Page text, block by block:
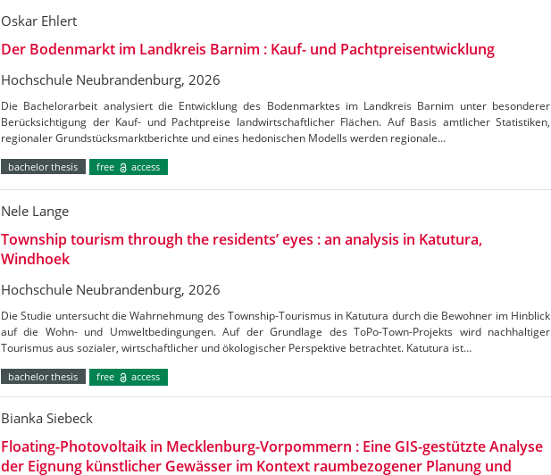
Oskar Ehlert
Der Bodenmarkt im Landkreis Barnim : Kauf- und Pachtpreisentwicklung
Hochschule Neubrandenburg, 2026
Die Bachelorarbeit analysiert die Entwicklung des Bodenmarktes im Landkreis Barnim unter besonderer
Berücksichtigung der Kauf- und Pachtpreise landwirtschaftlicher Flächen. Auf Basis amtlicher Statistiken,
regionaler Grundstücksmarktberichte und eines hedonischen Modells werden regionale…
bachelor thesis free access
Nele Lange
Township tourism through the residents’ eyes : an analysis in Katutura,
Windhoek
Hochschule Neubrandenburg, 2026
Die Studie untersucht die Wahrnehmung des Township-Tourismus in Katutura durch die Bewohner im Hinblick
auf die Wohn- und Umweltbedingungen. Auf der Grundlage des ToPo-Town-Projekts wird nachhaltiger
Tourismus aus sozialer, wirtschaftlicher und ökologischer Perspektive betrachtet. Katutura ist…
bachelor thesis free access
Bianka Siebeck
Floating-Photovoltaik in Mecklenburg-Vorpommern : Eine GIS-gestützte Analyse
der Eignung künstlicher Gewässer im Kontext raumbezogener Planung und